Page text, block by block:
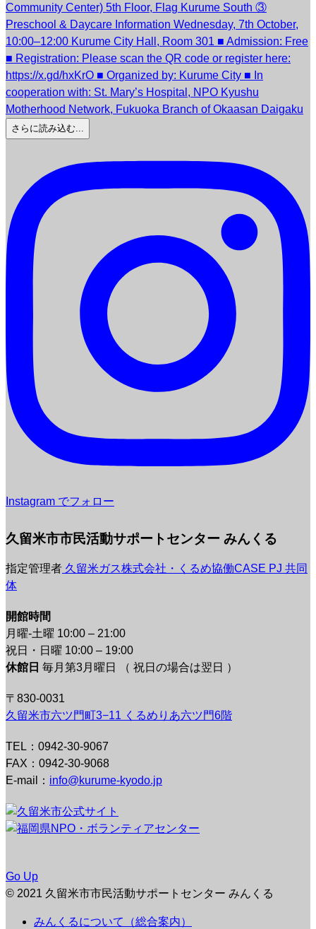
さらに読み込む...
Instagram でフォロー
久留米市市民活動サポートセンター みんくる
指定管理者 久留米ガス株式会社・くるめ協働CASE PJ 共同
体
開館時間
月曜-土曜 10:00 – 21:00
祝日・日曜 10:00 – 19:00
休館日 毎月第3月曜日 （ 祝日の場合は翌日 ）
〒830-0031
久留米市六ツ門町3−11 くるめりあ六ツ門6階
TEL：0942-30-9067
FAX：0942-30-9068
E-mail： info@kurume-kyodo.jp
Go Up
© 2021 久留米市市民活動サポートセンター みんくる
みんくるについて（総合案内）